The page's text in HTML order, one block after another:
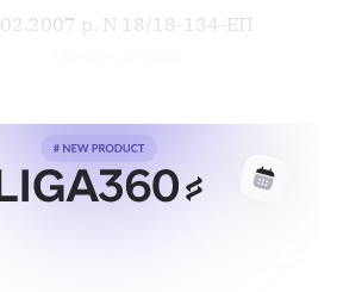
р. N 18/18-134-ЕП